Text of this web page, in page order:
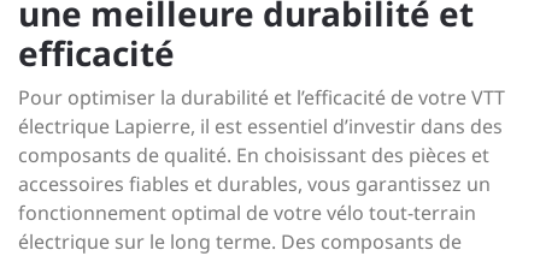
une meilleure durabilité et
efficacité
Pour optimiser la durabilité et l’efficacité de votre VTT
électrique Lapierre, il est essentiel d’investir dans des
composants de qualité. En choisissant des pièces et
accessoires fiables et durables, vous garantissez un
fonctionnement optimal de votre vélo tout-terrain
électrique sur le long terme. Des composants de